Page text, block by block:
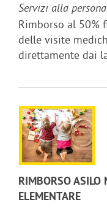
Servizi alla persona
Rimborso al 50%
delle visite
direttamente dai
RIMBORSO ASILO
ELEMENTARE